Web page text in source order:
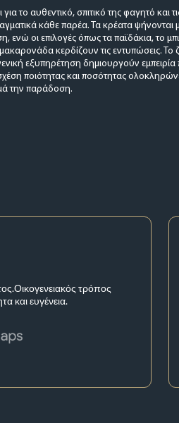
το αυθεντικό, σπιτικό της φαγητό και
κάθε παρέα. Τα κρέατα ψήνονται
ενώ οι επιλογές όπως τα παϊδάκια, το
κερδίζουν τις εντυπώσεις. Το
εξυπηρέτηση δημιουργούν εμπειρία
ποιότητας και ποσότητας
την παράδοση.
τρόπος
και ευγένεια.